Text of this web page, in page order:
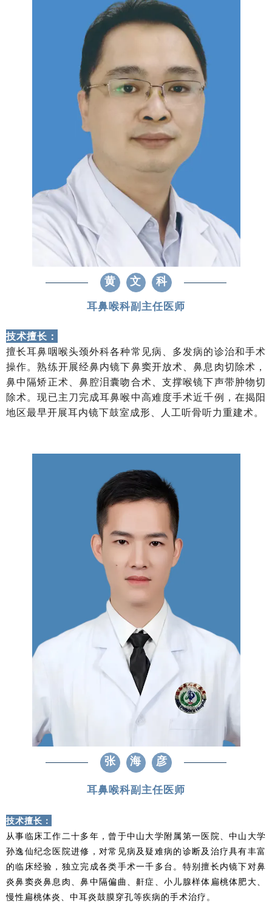
黄 文 科
耳鼻喉科副主任医师
技术擅长：
擅长耳鼻咽喉头颈外科各种常见病、多发病的诊治和手术
操作。熟练开展经鼻内镜下鼻窦开放术、鼻息肉切除术，
鼻中隔矫正术、鼻腔泪囊吻合术、支撑喉镜下声带肿物切
除术。现已主刀完成耳鼻喉中高难度手术近千例，在揭阳
地区最早开展耳内镜下鼓室成形、人工听骨听力重建术。
张 海 彦
耳鼻喉科副主任医师
技术擅长：
从事临床工作二十多年，曾于中山大学附属第一医院、中山大学
孙逸仙纪念医院进修，对常见病及疑难病的诊断及治疗具有丰富
的临床经验，独立完成各类手术一千多台。特别擅长内镜下对鼻
炎鼻窦炎鼻息肉、鼻中隔偏曲、鼾症、小儿腺样体扁桃体肥大、
慢性扁桃体炎、中耳炎鼓膜穿孔等疾病的手术治疗。